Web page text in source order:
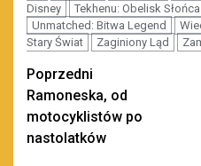
Disney
Tekhenu: Obelisk Słońca
Unmatched: Bitwa Legend
Stary Świat
Zaginiony Ląd
Zobacz
wpisy
Poprzedni
Ramoneska, od
motocyklistów po
nastolatków